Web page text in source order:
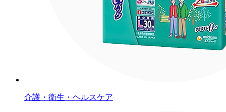
介護・衛生・ヘルスケア